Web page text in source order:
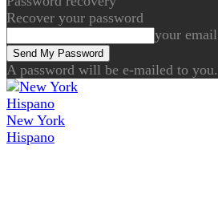
Recover your password
your email
A password will be e-mailed to you.
New York
Hispano